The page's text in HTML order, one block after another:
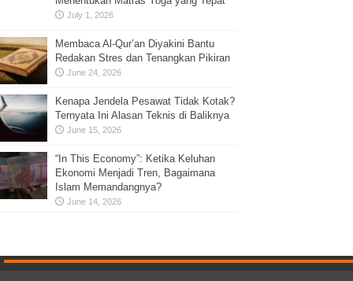
July 1, 2026
Membaca Al-Qur’an Diyakini Bantu
Redakan Stres dan Tenangkan Pikiran
June 24, 2026
Kenapa Jendela Pesawat Tidak Kotak?
Ternyata Ini Alasan Teknis di Baliknya
June 15, 2026
“In This Economy”: Ketika Keluhan
Ekonomi Menjadi Tren, Bagaimana
Islam Memandangnya?
June 14, 2026